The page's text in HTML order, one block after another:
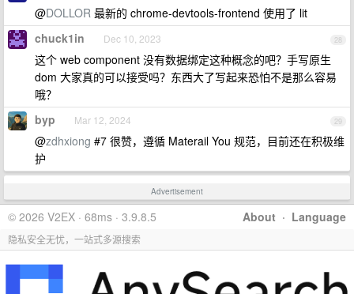
@DOLLOR 最新的 chrome-devtools-frontend 使用了 lit
28
chuck1in Dec 10, 2023
这个 web component 没有数据绑定这种概念的吧？手写原生
dom 大家真的可以接受吗？东西大了写起来恐怕不是那么容易
哦？
29
byp Mar 12, 2024
@zdhxiong #7 很赞，遵循 Materail You 规范，目前还在积极维
护
Advertisement
About · Language
© 2026 V2EX · 68ms · 3.9.8.5
隐私安全无忧，一站式多源搜索